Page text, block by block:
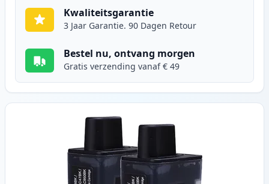
Kwaliteitsgarantie
3 Jaar Garantie. 90 Dagen Retour
Bestel nu, ontvang morgen
Gratis verzending vanaf € 49